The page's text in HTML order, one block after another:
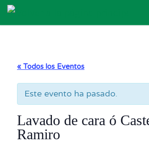
Skip to content
« Todos los Eventos
Este evento ha pasado.
Lavado de cara ó
Ramiro